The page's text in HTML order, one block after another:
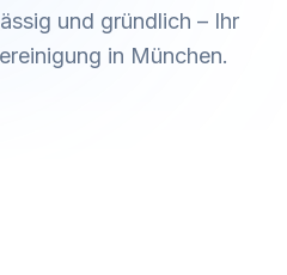
und gründlich – Ihr
in München.